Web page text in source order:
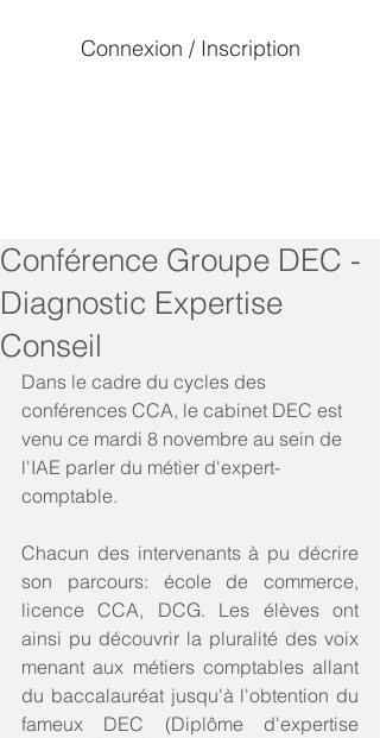
Connexion / Inscription
Conférence Groupe DEC -
Diagnostic Expertise
Conseil
Dans le cadre du cycles des
conférences CCA, le cabinet DEC est
venu ce mardi 8 novembre au sein de
l'IAE parler du métier d'expert-
comptable.
Chacun des intervenants à pu décrire
son parcours: école de commerce,
licence CCA, DCG. Les élèves ont
ainsi pu découvrir la pluralité des voix
menant aux métiers comptables allant
du baccalauréat jusqu'à l'obtention du
fameux DEC (Diplôme d'expertise